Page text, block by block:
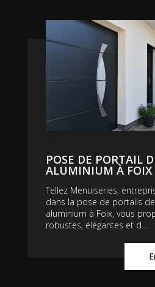
POSE DE PORTAIL
ALUMINIUM À FOIX
Tellez Menuiseries,
dans la pose de portails
aluminium à Foix, vous
robustes, élégantes et d...